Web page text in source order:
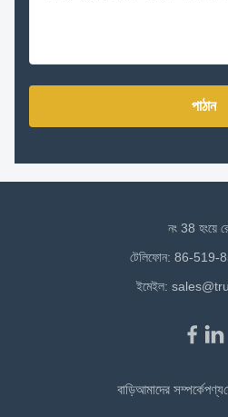
পাঠান
নং 38 হংয়ে
টেলিফোন: 86-519-
ইমেইল:
বাড়িআমাদের সম্পর্কেপণ্য